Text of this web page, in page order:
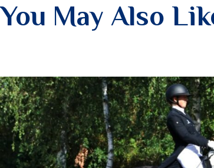
You May Also